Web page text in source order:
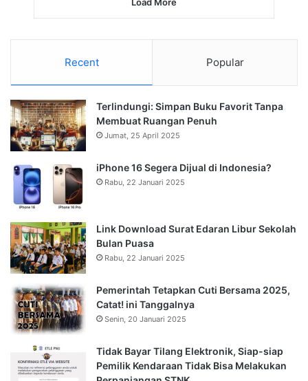
Recent Popular
Terlindungi: Simpan Buku Favorit Tanpa
Membuat Ruangan Penuh
Jumat, 25 April 2025
iPhone 16 Segera Dijual di Indonesia?
Rabu, 22 Januari 2025
Link Download Surat Edaran Libur Sekolah
Bulan Puasa
Rabu, 22 Januari 2025
Pemerintah Tetapkan Cuti Bersama 2025,
Catat! ini Tanggalnya
Senin, 20 Januari 2025
Tidak Bayar Tilang Elektronik, Siap-siap
Pemilik Kendaraan Tidak Bisa Melakukan